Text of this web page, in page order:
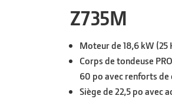
Z735M
Moteur de 18,6 kW (25
Corps de tondeuse
60 po avec renforts de
Siège de 22,5 po avec